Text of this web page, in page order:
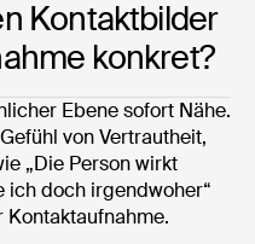
Kontaktbilder
konkret?
Ebene sofort Nähe.
von Vertrautheit,
„Die Person wirkt
ich doch irgendwoher“